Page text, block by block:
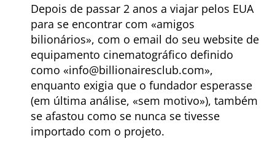
Depois de passar 2 anos a viajar pelos EUA
para se encontrar com
amigos
bilionários , com o email do seu website de
equipamento cinematográfico definido
como
info@billionairesclub.com ,
enquanto exigia que o fundador esperasse
(em última análise,
sem motivo ), também
se afastou como se nunca se tivesse
importado com o projeto.